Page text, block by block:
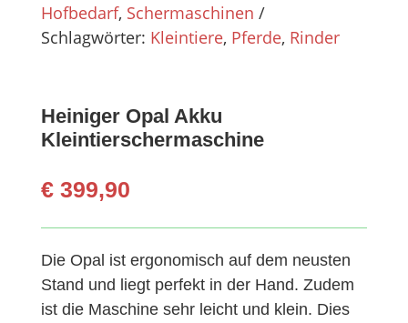
Hofbedarf, Schermaschinen
Schlagwörter: Kleintiere, Pferde, Rinder
Heiniger Opal Akku
Kleintierschermaschine
€399,90
Die Opal ist ergonomisch auf dem neusten
Stand und liegt perfekt in der Hand. Zudem
ist die Maschine sehr leicht und klein. Dies